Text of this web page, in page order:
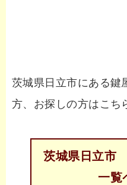
茨城県日立市にある鍵
方、お探しの方はこち
茨城県日立市
一覧